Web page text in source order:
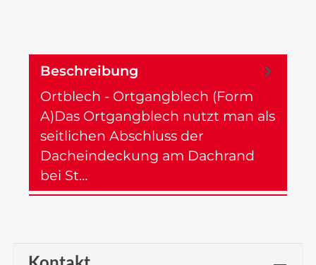
Beschreibung
Ortblech - Ortgangblech (Form
A)Das Ortgangblech nutzt man als
seitlichen Abschluss der
Dacheindeckung am Dachrand
bei St…